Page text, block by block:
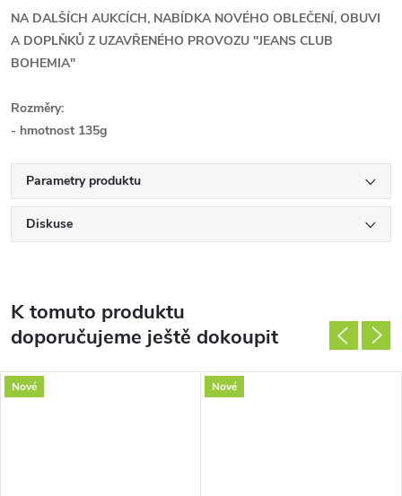
NA DALŠÍCH AUKCÍCH, NABÍDKA NOVÉHO OBLEČENÍ, OBUVI
A DOPLŇKŮ Z UZAVŘENÉHO PROVOZU ''JEANS CLUB
BOHEMIA"
Rozměry:
- hmotnost 135g
Parametry produktu
Diskuse
K tomuto produktu
doporučujeme ještě dokoupit
Nové Nové